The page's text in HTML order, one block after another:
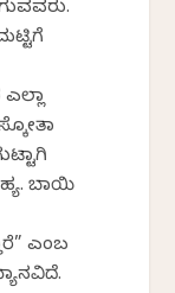
ಬಾಯಿ
ಎಂಬ